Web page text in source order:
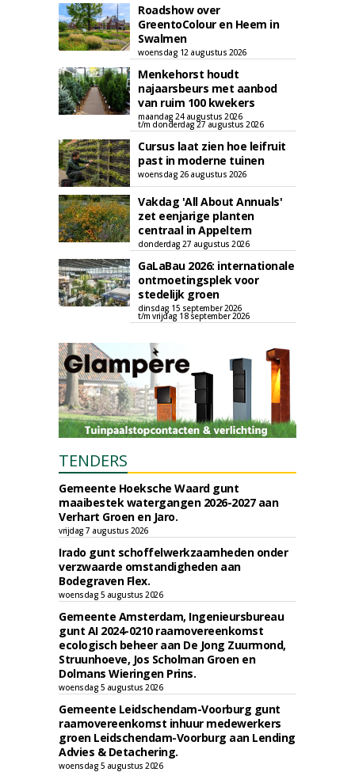
Roadshow over
GreentoColour en Heem in
Swalmen
woensdag 12 augustus 2026
Menkehorst houdt
najaarsbeurs met aanbod
van ruim 100 kwekers
maandag 24 augustus 2026
t/m donderdag 27 augustus 2026
Cursus laat zien hoe leifruit
past in moderne tuinen
woensdag 26 augustus 2026
Vakdag 'All About Annuals'
zet eenjarige planten
centraal in Appeltern
donderdag 27 augustus 2026
GaLaBau 2026: internationale
ontmoetingsplek voor
stedelijk groen
dinsdag 15 september 2026
t/m vrijdag 18 september 2026
TENDERS
Gemeente Hoeksche Waard gunt
maaibestek watergangen 2026-2027 aan
Verhart Groen en Jaro.
vrijdag 7 augustus 2026
Irado gunt schoffelwerkzaamheden onder
verzwaarde omstandigheden aan
Bodegraven Flex.
woensdag 5 augustus 2026
Gemeente Amsterdam, Ingenieursbureau
gunt AI 2024-0210 raamovereenkomst
ecologisch beheer aan De Jong Zuurmond,
Struunhoeve, Jos Scholman Groen en
Dolmans Wieringen Prins.
woensdag 5 augustus 2026
Gemeente Leidschendam-Voorburg gunt
raamovereenkomst inhuur medewerkers
groen Leidschendam-Voorburg aan Lending
Advies & Detachering.
woensdag 5 augustus 2026